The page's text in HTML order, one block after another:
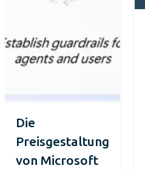
Die
Preisgestaltung
von Microsoft